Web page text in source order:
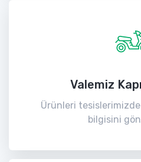
Valemiz
Ürünleri
bilgisini